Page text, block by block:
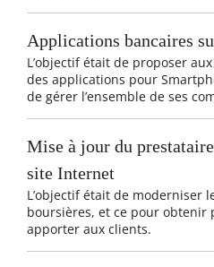
Applications bancaires
L’objectif était de proposer
des applications pour
de gérer l’ensemble de ses
Mise à jour du
site Internet
L’objectif était de moderniser
boursières, et ce pour obtenir
apporter aux clients.